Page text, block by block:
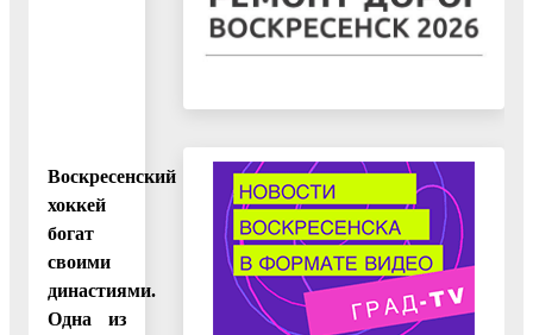
Воскресенский
хоккей
богат
своими
династиями.
Одна из